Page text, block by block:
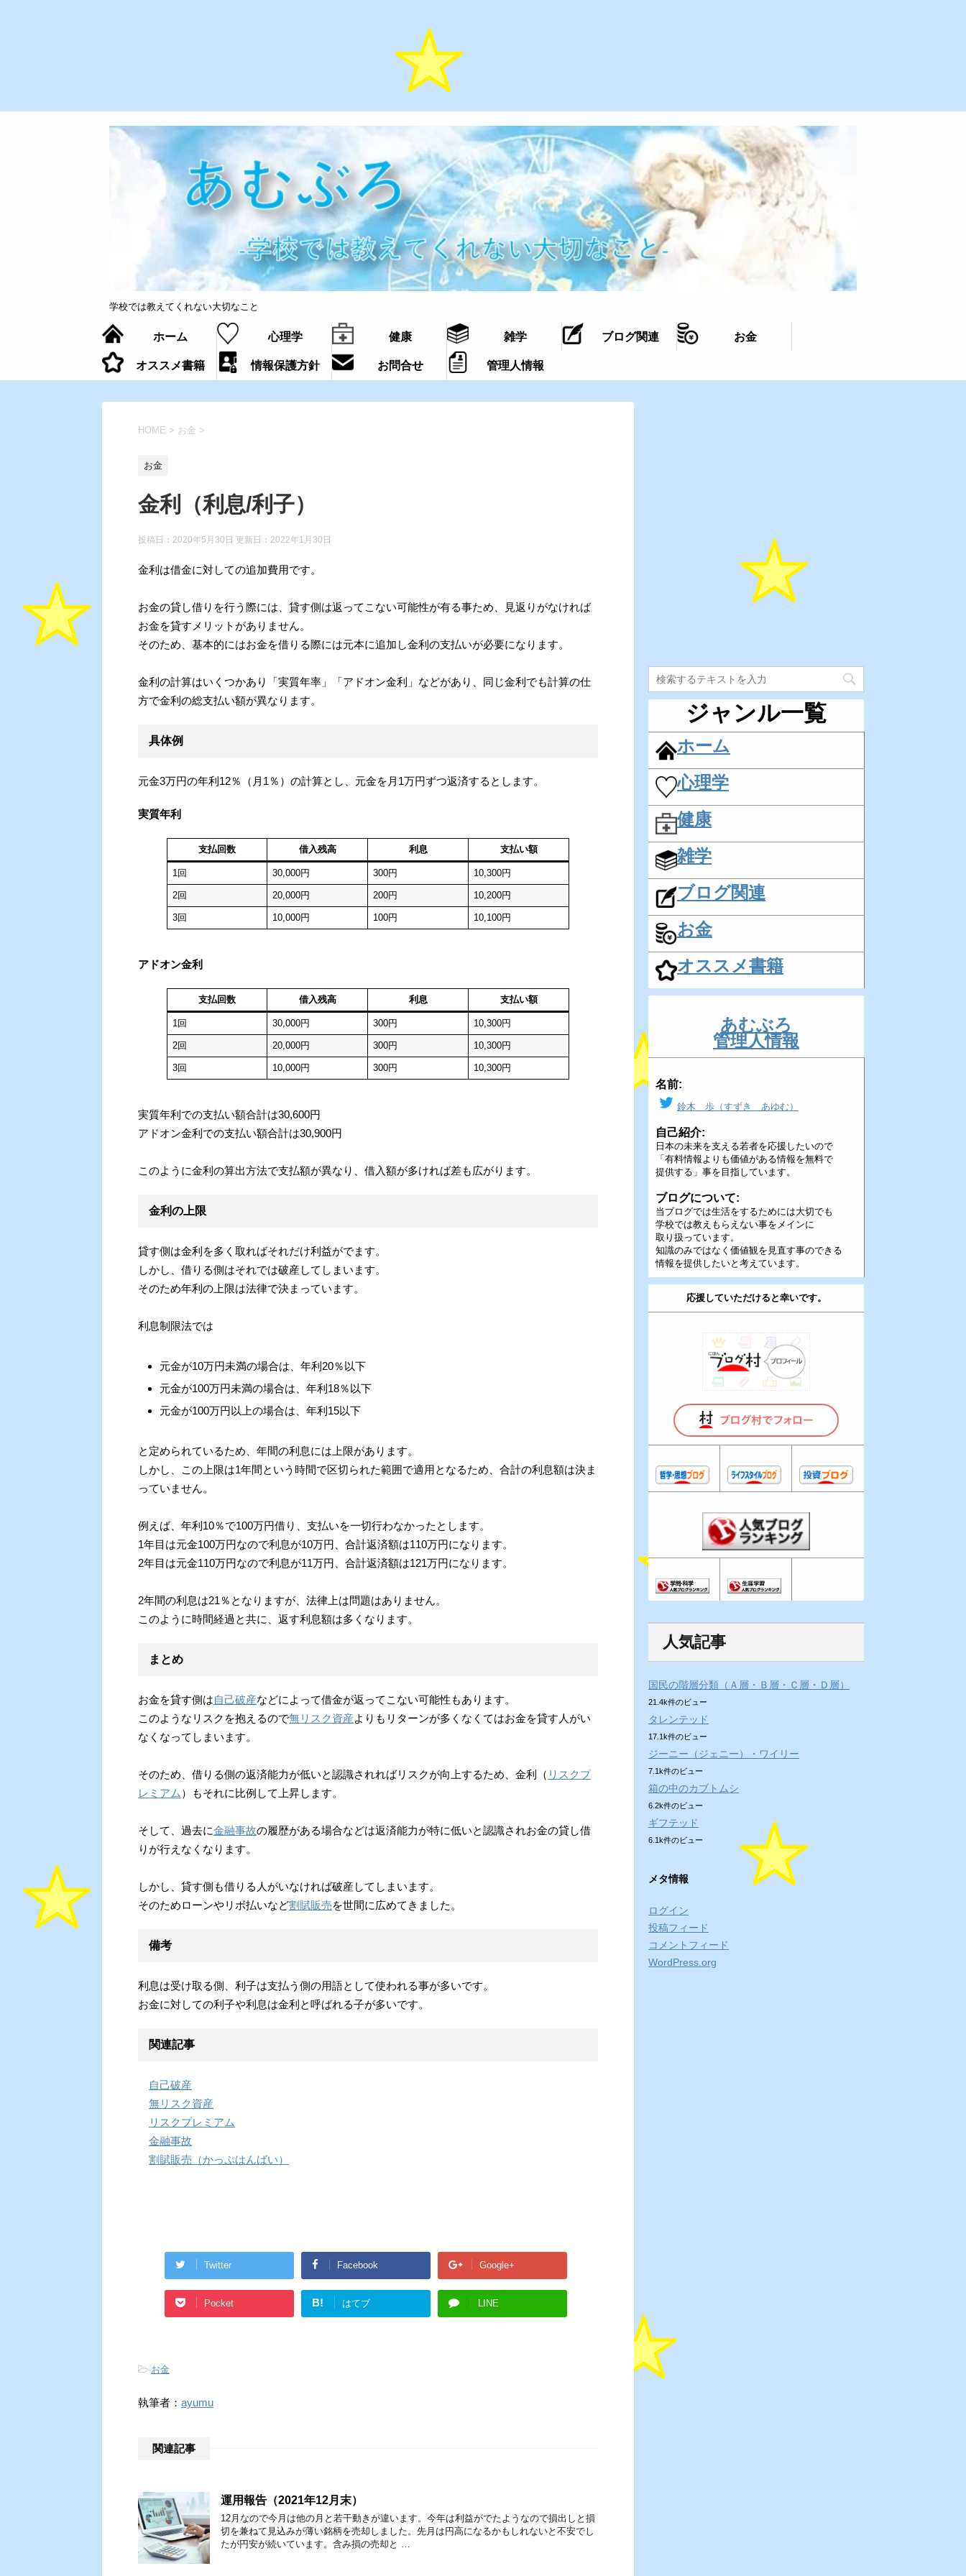
学校では教えてくれない大切なこと
ホーム 心理学 健康 雑学 ブログ関連 お金
オススメ書籍 情報保護方針 お問合せ 管理人情報
HOME > お金 >
お金
金利（利息/利子）
投稿日：2020年5月30日 更新日： 2022年1月30日
金利は借金に対しての追加費用です。
お金の貸し借りを行う際には、貸す側は返ってこない可能性が有る事ため、見返りがなければ
お金を貸すメリットがありません。
そのため、基本的にはお金を借りる際には元本に追加し金利の支払いが必要になります。
金利の計算はいくつかあり「実質年率」「アドオン金利」などがあり、同じ金利でも計算の仕
方で金利の総支払い額が異なります。
具体例
元金3万円の年利12％（月1％）の計算とし、元金を月1万円ずつ返済するとします。
実質年利
支払回数 借入残高 利息 支払い額
1回 30,000円 300円 10,300円
2回 20,000円 200円 10,200円
3回 10,000円 100円 10,100円
アドオン金利
支払回数 借入残高 利息 支払い額
1回 30,000円 300円 10,300円
2回 20,000円 300円 10,300円
3回 10,000円 300円 10,300円
実質年利での支払い額合計は30,600円
アドオン金利での支払い額合計は30,900円
このように金利の算出方法で支払額が異なり、借入額が多ければ差も広がります。
金利の上限
貸す側は金利を多く取ればそれだけ利益がでます。
しかし、借りる側はそれでは破産してしまいます。
そのため年利の上限は法律で決まっています。
利息制限法では
元金が10万円未満の場合は、年利20％以下
元金が100万円未満の場合は、年利18％以下
元金が100万円以上の場合は、年利15以下
と定められているため、年間の利息には上限があります。
しかし、この上限は1年間という時間で区切られた範囲で適用となるため、合計の利息額は決ま
っていません。
例えば、年利10％で100万円借り、支払いを一切行わなかったとします。
1年目は元金100万円なので利息が10万円、合計返済額は110万円になります。
2年目は元金110万円なので利息が11万円、合計返済額は121万円になります。
2年間の利息は21％となりますが、法律上は問題はありません。
このように時間経過と共に、返す利息額は多くなります。
まとめ
お金を貸す側は自己破産などによって借金が返ってこない可能性もあります。
このようなリスクを抱えるので無リスク資産よりもリターンが多くなくてはお金を貸す人がい
なくなってしまいます。
そのため、借りる側の返済能力が低いと認識されればリスクが向上するため、金利（ リスクプ
レミアム ）もそれに比例して上昇します。
そして、過去に金融事故の履歴がある場合などは返済能力が特に低いと認識されお金の貸し借
りが行えなくなります。
しかし、貸す側も借りる人がいなければ破産してしまいます。
そのためローンやリボ払いなど割賦販売を世間に広めてきました。
備考
利息は受け取る側、利子は支払う側の用語として使われる事が多いです。
お金に対しての利子や利息は金利と呼ばれる子が多いです。
関連記事
自己破産
無リスク資産
リスクプレミアム
金融事故
割賦販売（かっぷはんばい）
Twitter Facebook Google+
Pocket B! はてブ LINE
-お金
執筆者： ayumu
関連記事
運用報告（2021年12月末）
12月なので今月は他の月と若干動きが違います。今年は利益がでたようなので損出しと損
切を兼ねて見込みが薄い銘柄を売却しました。先月は円高になるかもしれないと不安でし
たが円安が続いています。含み損の売却と …
ジャンル一覧
ホーム
心理学
健康
雑学
ブログ関連
お金
オススメ書籍
あむぶろ
管理人情報
名前:
鈴木 歩（すずき あゆむ）
自己紹介:
日本の未来を支える若者を応援したいので
「有料情報よりも価値がある情報を無料で
提供する」事を目指しています。
ブログについて:
当ブログでは生活をするためには大切でも
学校では教えもらえない事をメインに
取り扱っています。
知識のみではなく価値観を見直す事のできる
情報を提供したいと考えています。
応援していただけると幸いです。
人気記事
国民の階層分類（Ａ層・Ｂ層・Ｃ層・Ｄ層）
21.4k件のビュー
タレンテッド
17.1k件のビュー
ジーニー（ジェニー）・ワイリー
7.1k件のビュー
箱の中のカブトムシ
6.2k件のビュー
ギフテッド
6.1k件のビュー
メタ情報
ログイン
投稿フィード
コメントフィード
WordPress.org